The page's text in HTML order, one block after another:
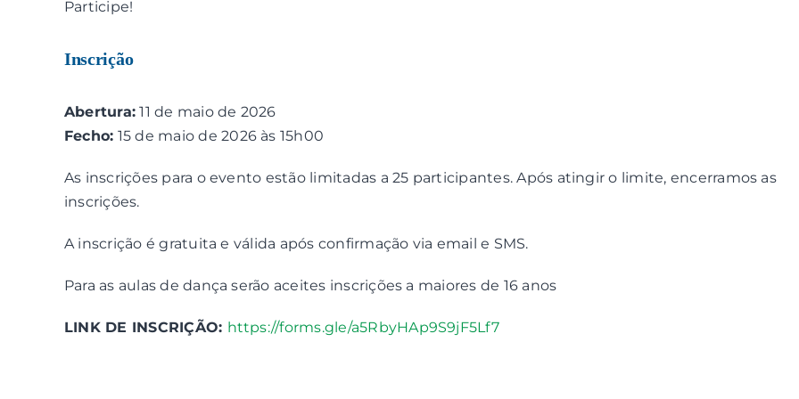
Participe!
Inscrição
Abertura: 11 de maio de 2026
Fecho: 15 de maio de 2026 às 15h00
As inscrições para o evento estão limitadas a 25 participantes. Após atingir o limite, encerramos as
inscrições.
A inscrição é gratuita e válida após confirmação via email e SMS.
Para as aulas de dança serão aceites inscrições a maiores de 16 anos
LINK DE INSCRIÇÃO: https://forms.gle/a5RbyHAp9S9jF5Lf7